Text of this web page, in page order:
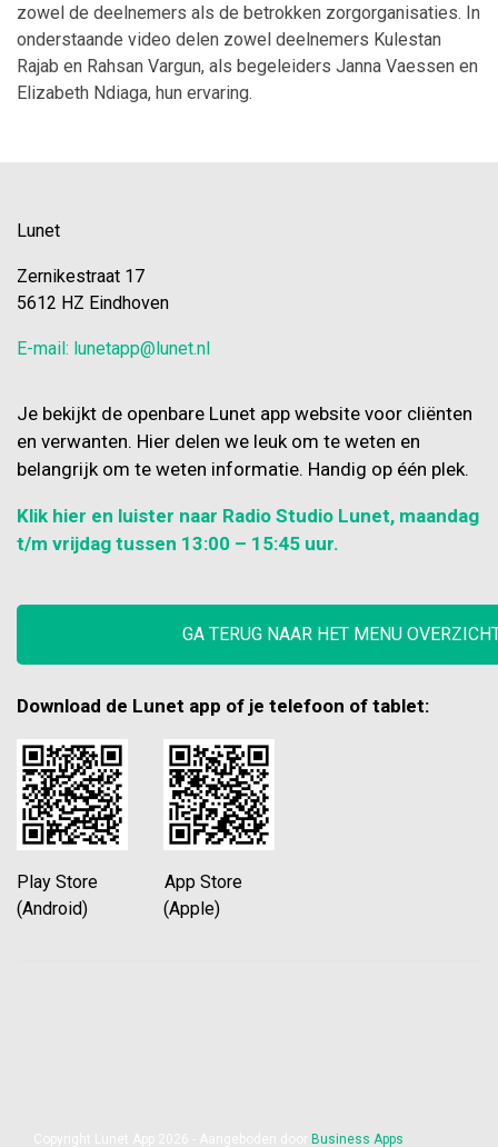
zowel de deelnemers als de betrokken zorgorganisaties. In
onderstaande video delen zowel deelnemers Kulestan
Rajab en Rahsan Vargun, als begeleiders Janna Vaessen en
Elizabeth Ndiaga, hun ervaring.
Lunet
Zernikestraat 17
5612 HZ Eindhoven
E-mail: lunetapp@lunet.nl
Je bekijkt de openbare Lunet app website voor cliënten
en verwanten. Hier delen we leuk om te weten en
belangrijk om te weten informatie. Handig op één plek.
Klik hier en luister naar Radio Studio Lunet, maandag
t/m vrijdag tussen 13:00 – 15:45 uur.
GA TERUG NAAR HET MENU
Download de Lunet app of je telefoon of tablet:
Play Store App Store
(Android) (Apple)
Business Apps